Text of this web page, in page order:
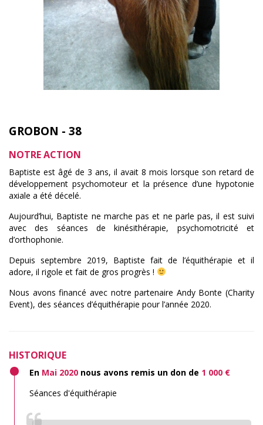
GROBON - 38
NOTRE ACTION
Baptiste est âgé de 3 ans, il avait 8 mois lorsque son retard de
développement psychomoteur et la présence d’une hypotonie
axiale a été décelé.
Aujourd’hui, Baptiste ne marche pas et ne parle pas, il est suivi
avec des séances de kinésithérapie, psychomotricité et
d’orthophonie.
Depuis septembre 2019, Baptiste fait de l’équithérapie et il
adore, il rigole et fait de gros progrès !
Nous avons financé avec notre partenaire Andy Bonte (Charity
Event), des séances d’équithérapie pour l’année 2020.
HISTORIQUE
En Mai 2020 nous avons remis un don de 1 000 €
Séances d'équithérapie